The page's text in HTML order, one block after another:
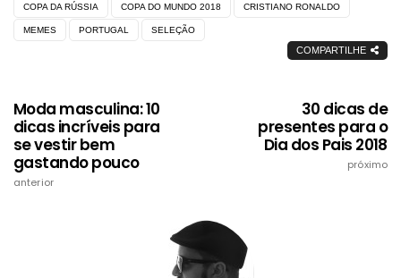
COPA DA RÚSSIA COPA DO MUNDO 2018 CRISTIANO RONALDO
MEMES PORTUGAL SELEÇÃO
COMPARTILHE
Moda masculina: 10
dicas incríveis para
se vestir bem
gastando pouco
anterior
30 dicas de
presentes para o
Dia dos Pais 2018
próximo